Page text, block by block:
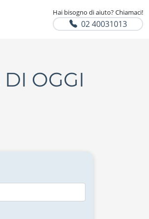
Hai bisogno di aiuto? Chiamaci!
02 40031013
OGGI